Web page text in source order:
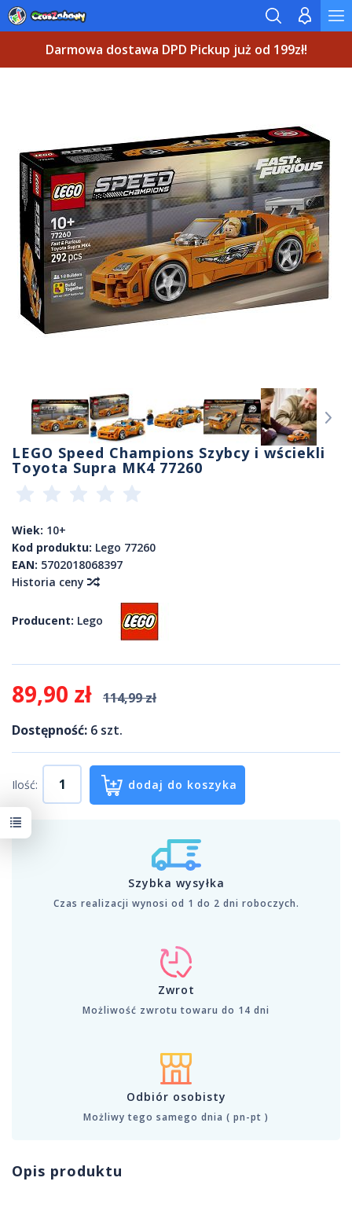
Darmowa dostawa DPD Pickup już od 199zł!
LEGO Speed Champions Szybcy i wściekli
Toyota Supra MK4 77260
Wiek: 10+
Kod produktu: Lego 77260
EAN: 5702018068397
Historia ceny
Producent: Lego
89,90 zł
114,99 zł
Dostępność: 6 szt.
Ilość: dodaj do koszyka
Szybka wysyłka
Czas realizacji wynosi od 1 do 2 dni roboczych.
Zwrot
Możliwość zwrotu towaru do 14 dni
Odbiór osobisty
Możliwy tego samego dnia ( pn-pt )
Opis produktu